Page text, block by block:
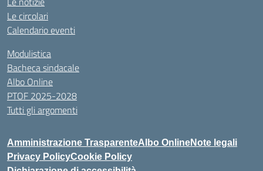
Le circolari
Calendario eventi
Modulistica
Bacheca sindacale
Albo Online
PTOF 2025-2028
Tutti gli argomenti
Amministrazione TrasparenteAlbo OnlineNote legali
Privacy PolicyCookie Policy